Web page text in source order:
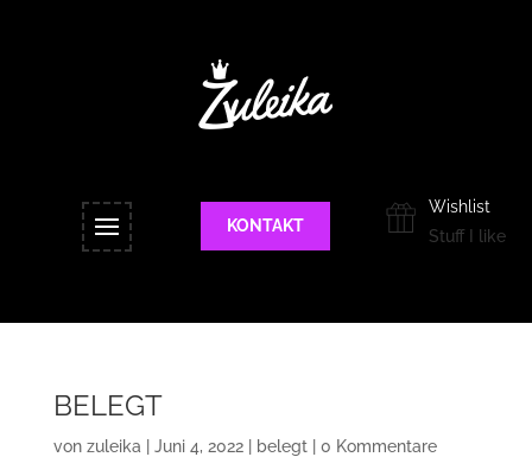
KONTAKT
Wishlist
Stuff I like
BELEGT
von zuleika Juni 4, 2022| belegt| 0 Kommentare